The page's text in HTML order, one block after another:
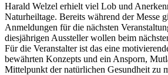
Harald Welzel erhielt viel Lob und
Naturheiltage. Bereits während der Messe
Anmeldungen für die nächsten
diesjährigen Aussteller wollen beim
Für die Veranstalter ist das eine
bewährten Konzepts und ein Ansporn,
Mittelpunkt der natürlichen Gesundheit zu